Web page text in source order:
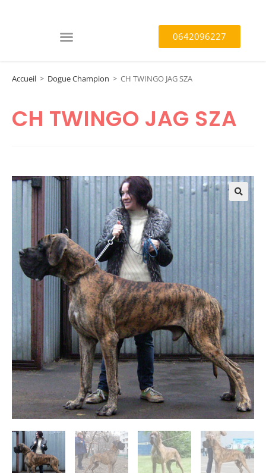
0642096227
Accueil > Dogue Champion > CH TWINGO JAG SZA
CH TWINGO JAG SZA
🔍